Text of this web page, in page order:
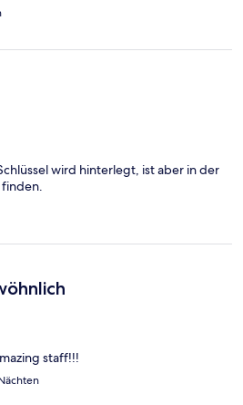
wird hinterlegt, ist aber in der
finden.
staff!!!